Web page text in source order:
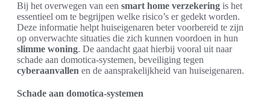
Bij het overwegen van een smart home verzekering is het
essentieel om te begrijpen welke risico’s er gedekt worden.
Deze informatie helpt huiseigenaren beter voorbereid te zijn
op onverwachte situaties die zich kunnen voordoen in hun
slimme woning. De aandacht gaat hierbij vooral uit naar
schade aan domotica-systemen, beveiliging tegen
cyberaanvallen en de aansprakelijkheid van huiseigenaren.
Schade aan domotica-systemen